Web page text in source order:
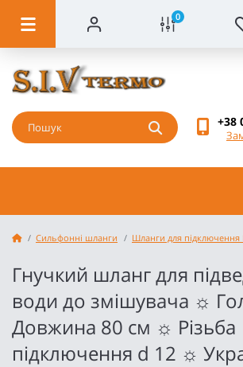
0
+38
Cильфонні шланги Шланги для
Гнучкий шланг для
води до змішувача ☼
Довжина 80 см ☼ Різьба
підключення d 12 ☼